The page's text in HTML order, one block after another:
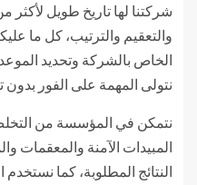
شركتنا لها تاريخ طويل لأكثر
والتعقيم والترتيب، كل ما
الخاص بالشركة وتحديد
نتولى المهمة على الفور
نتمكن في المؤسسة من
المبيدات الآمنة والمعقمات
النتائج المطلوبة، كما نستخدم